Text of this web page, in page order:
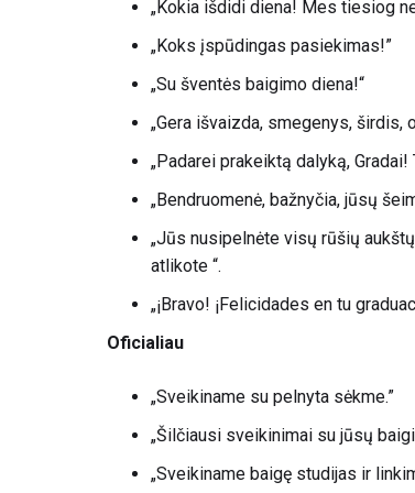
„Kokia išdidi diena! Mes tiesiog
„Koks įspūdingas pasiekimas!”
„Su šventės baigimo diena!“
„Gera išvaizda, smegenys,
„Padarei prakeiktą dalyką, Gradai!
„Bendruomenė, bažnyčia, jūsų
„Jūs nusipelnėte visų rūšių
atlikote “.
„¡Bravo! ¡Felicidades en tu
Oficialiau
„Sveikiname su pelnyta sėkme.”
„Šilčiausi sveikinimai su jūsų
„Sveikiname baigę studijas ir